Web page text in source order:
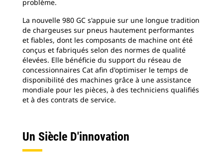
problème.
La nouvelle 980 GC s'appuie sur une longue tradition
de chargeuses sur pneus hautement performantes
et fiables, dont les composants de machine ont été
conçus et fabriqués selon des normes de qualité
élevées. Elle bénéficie du support du réseau de
concessionnaires Cat afin d'optimiser le temps de
disponibilité des machines grâce à une assistance
mondiale pour les pièces, à des techniciens qualifiés
et à des contrats de service.
Un Siècle D'innovation